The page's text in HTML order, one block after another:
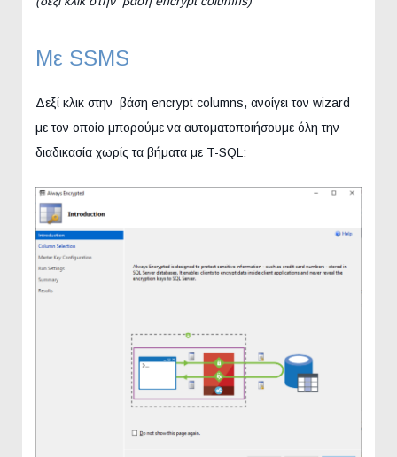
Με SSMS
Δεξί κλικ στην βάση encrypt columns, ανοίγει τον wizard
με τον οποίο μπορούμε να αυτοματοποιήσουμε όλη την
διαδικασία χωρίς τα βήματα με T-SQL: